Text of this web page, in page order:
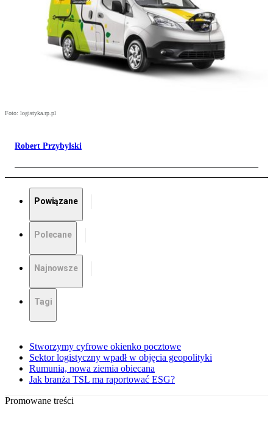
Foto: logistyka.rp.pl
Robert Przybylski
Powiązane
Polecane
Najnowsze
Tagi
Stworzymy cyfrowe okienko pocztowe
Sektor logistyczny wpadł w objęcia geopolityki
Rumunia, nowa ziemia obiecana
Jak branża TSL ma raportować ESG?
Promowane treści